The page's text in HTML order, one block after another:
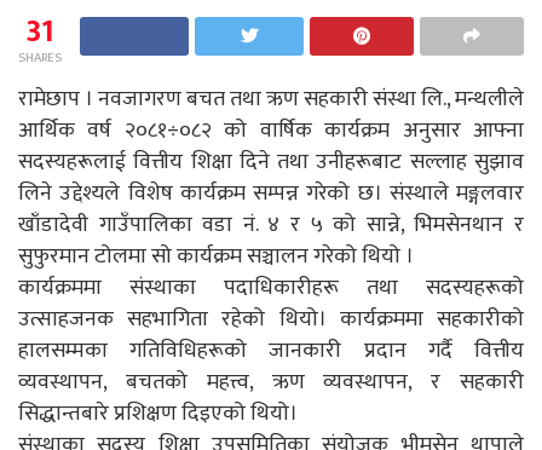
31
SHARES
रामेछाप । नवजागरण बचत तथा ऋण सहकारी संस्था लि., मन्थलीले
आर्थिक वर्ष २०८१÷०८२ को वार्षिक कार्यक्रम अनुसार आफ्ना
सदस्यहरूलाई वित्तीय शिक्षा दिने तथा उनीहरूबाट सल्लाह सुझाव
लिने उद्देश्यले विशेष कार्यक्रम सम्पन्न गरेको छ। संस्थाले मङ्गलवार
खाँडादेवी गाउँपालिका वडा नं. ४ र ५ को सान्ने, भिमसेनथान र
सुफुरमान टोलमा सो कार्यक्रम सञ्चालन गरेको थियो ।
कार्यक्रममा संस्थाका पदाधिकारीहरू तथा सदस्यहरूको
उत्साहजनक सहभागिता रहेको थियो। कार्यक्रममा सहकारीको
हालसम्मका गतिविधिहरूको जानकारी प्रदान गर्दै वित्तीय
व्यवस्थापन, बचतको महत्त्व, ऋण व्यवस्थापन, र सहकारी
सिद्धान्तबारे प्रशिक्षण दिइएको थियो।